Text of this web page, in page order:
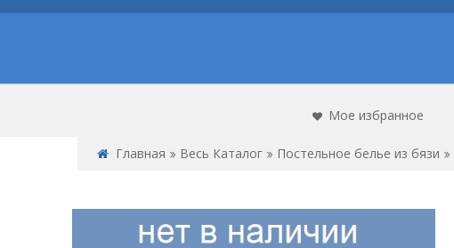
Мое избранное
Главная Весь Каталог Постельное белье из бязи